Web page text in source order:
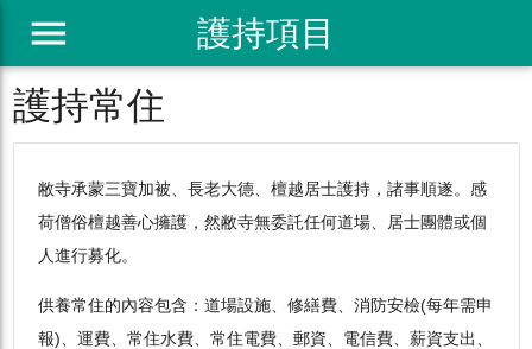
護持項目
menu
護持常住
敝寺承蒙三寶加被、長老大德、檀越居士護持，諸事順遂。感
荷僧俗檀越善心擁護，然敝寺無委託任何道場、居士團體或個
人進行募化。
供養常住的內容包含：道場設施、修繕費、消防安檢(每年需申
報)、運費、常住水費、常住電費、郵資、電信費、薪資支出、